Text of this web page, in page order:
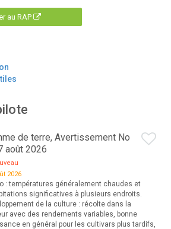
au RAP
de terre, Avertissement No
août 2026
2026
: températures généralement chaudes et
significatives à plusieurs endroits.
de la culture : récolte dans la
avec des rendements variables, bonne
en général pour les cultivars plus tardifs,